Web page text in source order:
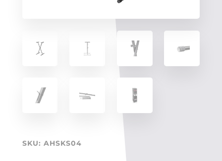
SKU: AHSKS04